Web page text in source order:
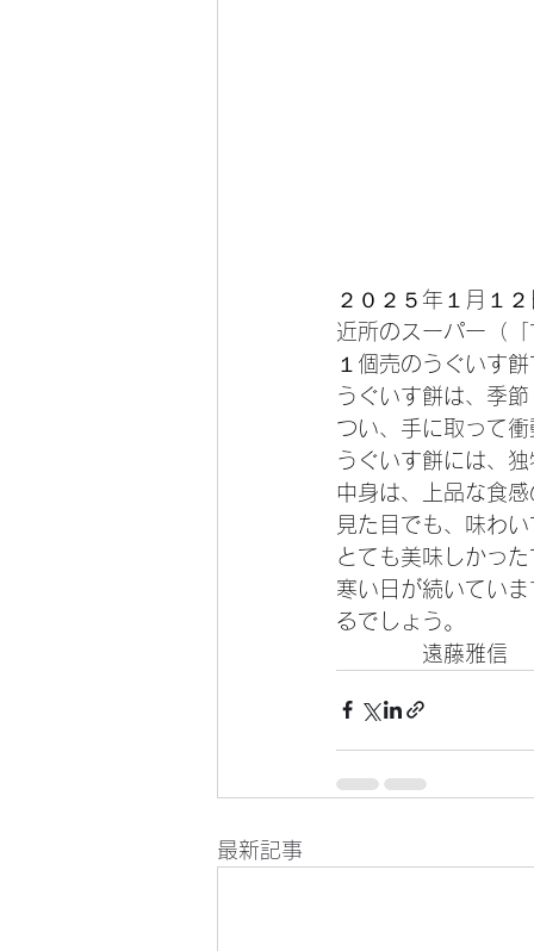
２０２５年１月１
近所のスーパー（
１個売のうぐいす
うぐいす餅は、季
つい、手に取って
うぐいす餅には、
中身は、上品な食
見た目でも、味わ
とても美味しかっ
寒い日が続いてい
るでしょう。
遠藤雅信
最新記事